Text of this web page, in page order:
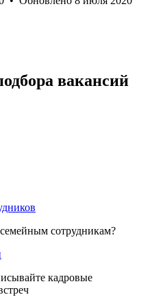
вакансий
сотрудникам?
кадровые